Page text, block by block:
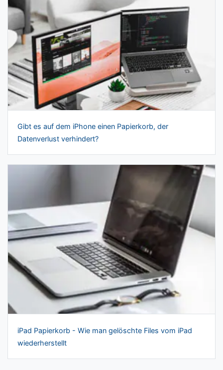
Gibt es auf dem iPhone einen Papierkorb, der
Datenverlust verhindert?
iPad Papierkorb - Wie man gelöschte Files vom iPad
wiederherstellt